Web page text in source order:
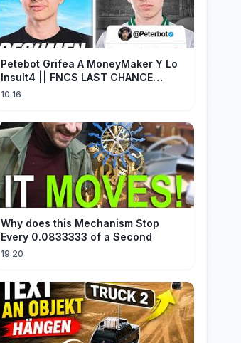
Petebot Grifea A MoneyMaker Y Lo
Insult4 || FNCS LAST CHANCE
Resumen
10:16
Why does this Mechanism Stop
Every 0.0833333 of a Second
19:20